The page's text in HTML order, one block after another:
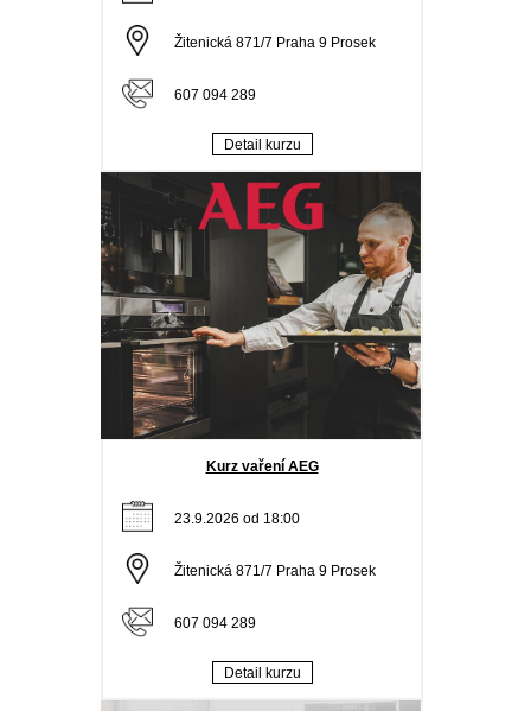
Žitenická 871/7 Praha 9 Prosek
607 094 289
Detail kurzu
Kurz vaření AEG
23.9.2026 od 18:00
Žitenická 871/7 Praha 9 Prosek
607 094 289
Detail kurzu